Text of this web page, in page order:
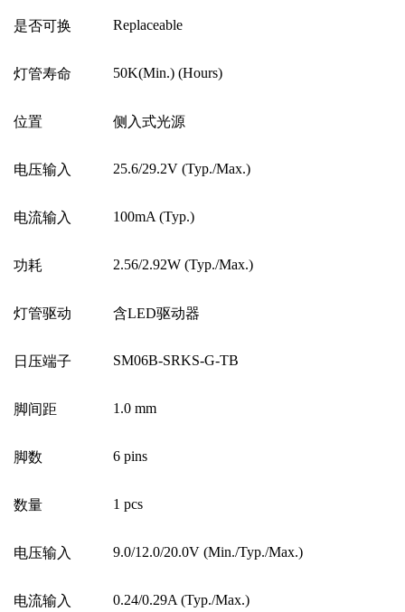
是否可换 Replaceable
灯管寿命 50K(Min.) (Hours)
位置 侧入式光源
电压输入 25.6/29.2V (Typ./Max.)
电流输入 100mA (Typ.)
功耗 2.56/2.92W (Typ./Max.)
灯管驱动 含LED驱动器
日压端子 SM06B-SRKS-G-TB
脚间距 1.0 mm
脚数 6 pins
数量 1 pcs
电压输入 9.0/12.0/20.0V (Min./Typ./Max.)
电流输入 0.24/0.29A (Typ./Max.)